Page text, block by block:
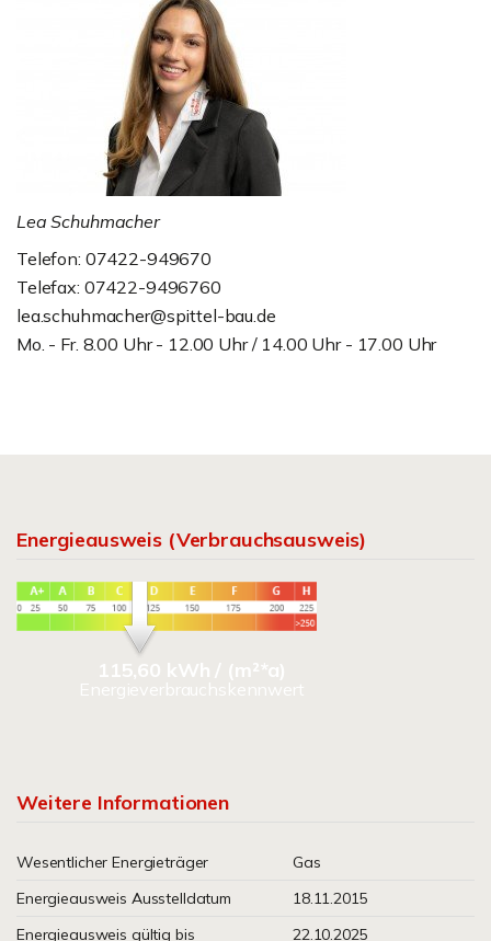
Lea Schuhmacher
Telefon: 07422-949670
Telefax: 07422-9496760
lea.schuhmacher@spittel-bau.de
Mo. - Fr. 8.00 Uhr - 12.00 Uhr / 14.00 Uhr - 17.00 Uhr
Energieausweis (Verbrauchsausweis)
115,60 kWh / (m²*a)
Energieverbrauchskennwert
Weitere Informationen
Wesentlicher Energieträger
Gas
Energieausweis Ausstelldatum
18.11.2015
Energieausweis gültig bis
22.10.2025